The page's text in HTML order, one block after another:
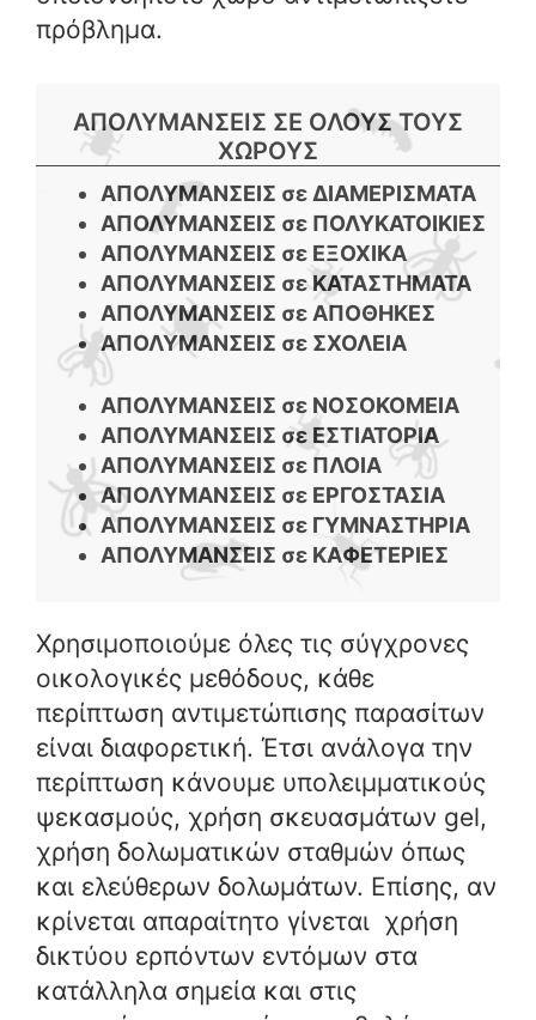
πρόβλημα.
ΑΠΟΛΥΜΑΝΣΕΙΣ ΣΕ ΟΛΟΥΣ ΤΟΥΣ
ΧΩΡΟΥΣ
ΑΠΟΛΥΜΑΝΣΕΙΣ σε ΔΙΑΜΕΡΙΣΜΑΤΑ
ΑΠΟΛΥΜΑΝΣΕΙΣ σε ΠΟΛΥΚΑΤΟΙΚΙΕΣ
ΑΠΟΛΥΜΑΝΣΕΙΣ σε ΕΞΟΧΙΚΑ
ΑΠΟΛΥΜΑΝΣΕΙΣ σε ΚΑΤΑΣΤΗΜΑΤΑ
ΑΠΟΛΥΜΑΝΣΕΙΣ σε ΑΠΟΘΗΚΕΣ
ΑΠΟΛΥΜΑΝΣΕΙΣ σε ΣΧΟΛΕΙΑ
ΑΠΟΛΥΜΑΝΣΕΙΣ σε ΝΟΣΟΚΟΜΕΙΑ
ΑΠΟΛΥΜΑΝΣΕΙΣ σε ΕΣΤΙΑΤΟΡΙΑ
ΑΠΟΛΥΜΑΝΣΕΙΣ σε ΠΛΟΙΑ
ΑΠΟΛΥΜΑΝΣΕΙΣ σε ΕΡΓΟΣΤΑΣΙΑ
ΑΠΟΛΥΜΑΝΣΕΙΣ σε ΓΥΜΝΑΣΤΗΡΙΑ
ΑΠΟΛΥΜΑΝΣΕΙΣ σε ΚΑΦΕΤΕΡΙΕΣ
Χρησιμοποιούμε όλες τις σύγχρονες
οικολογικές μεθόδους, κάθε
περίπτωση αντιμετώπισης παρασίτων
είναι διαφορετική. Έτσι ανάλογα την
περίπτωση κάνουμε υπολειμματικούς
ψεκασμούς, χρήση σκευασμάτων gel,
χρήση δολωματικών σταθμών όπως
και ελεύθερων δολωμάτων. Επίσης, αν
κρίνεται απαραίτητο γίνεται χρήση
δικτύου ερπόντων εντόμων στα
κατάλληλα σημεία και στις